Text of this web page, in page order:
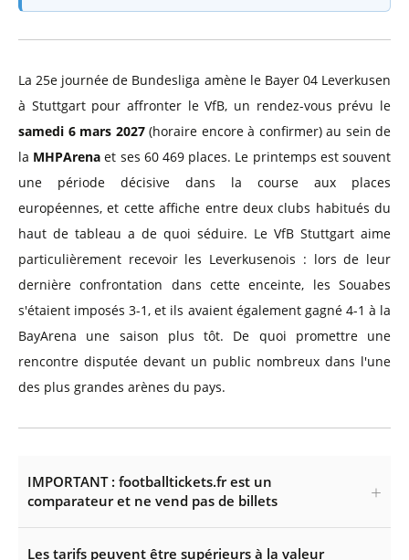
La 25e journée de Bundesliga amène le Bayer 04 Leverkusen
à Stuttgart pour affronter le VfB, un rendez-vous prévu le
samedi 6 mars 2027(horaire encore à confirmer) au sein de
la MHPArena et ses 60 469 places. Le printemps est souvent
une période décisive dans la course aux places
européennes, et cette affiche entre deux clubs habitués du
haut de tableau a de quoi séduire. Le VfB Stuttgart aime
particulièrement recevoir les Leverkusenois : lors de leur
dernière confrontation dans cette enceinte, les Souabes
s'étaient imposés 3-1, et ils avaient également gagné 4-1 à la
BayArena une saison plus tôt. De quoi promettre une
rencontre disputée devant un public nombreux dans l'une
des plus grandes arènes du pays.
IMPORTANT : footballtickets.fr est un
comparateur et ne vend pas de billets
Les tarifs peuvent être supérieurs à la valeur